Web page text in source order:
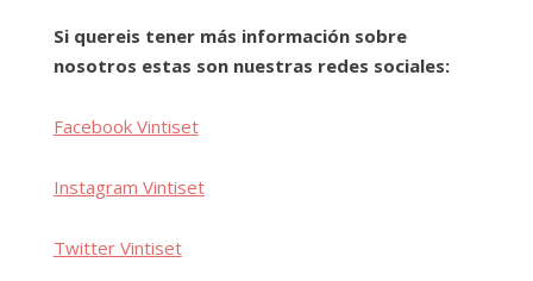
Si quereis tener más información sobre
nosotros estas son nuestras redes sociales:
Facebook Vintiset
Instagram Vintiset
Twitter Vintiset